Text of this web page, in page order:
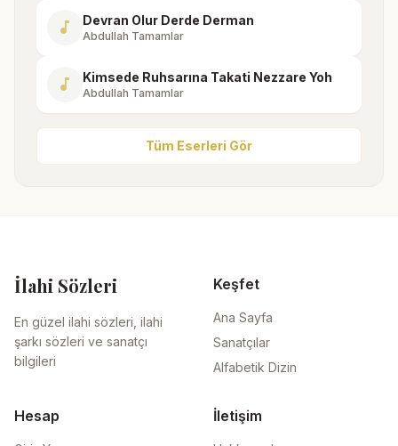
music_note Devran Olur Derde Derman
Abdullah Tamamlar
music_note Kimsede Ruhsarına Takati Nezzare Yoh
Abdullah Tamamlar
Tüm Eserleri Gör
İlahi Sözleri
En güzel ilahi sözleri, ilahi
şarkı sözleri ve sanatçı
bilgileri
Keşfet
Ana Sayfa
Sanatçılar
Alfabetik Dizin
Hesap İletişim